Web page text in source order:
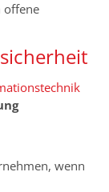
offene
wenn